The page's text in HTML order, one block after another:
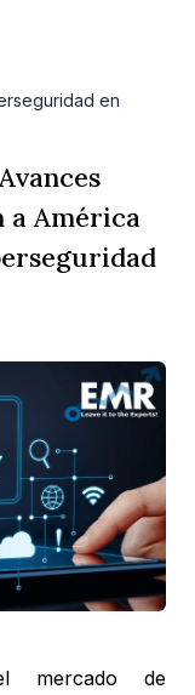
en
a América
mercado de